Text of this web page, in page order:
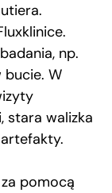
np.
bucie. W
stara walizka
pomocą